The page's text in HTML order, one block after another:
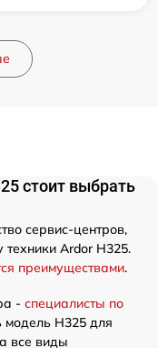
стоит выбрать
сервис-центров,
Ardor H325.
преимуществами.
- специалисты по
модель H325 для
все виды